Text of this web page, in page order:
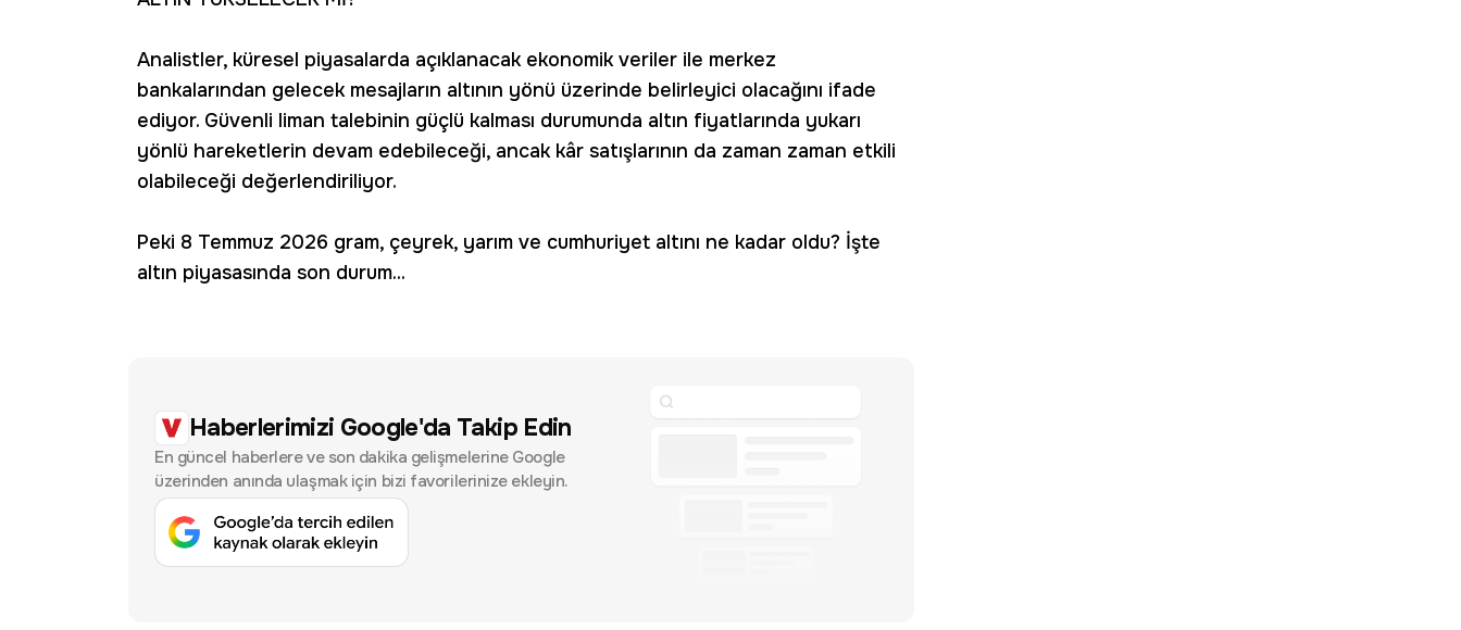
Analistler, küresel piyasalarda açıklanacak ekonomik veriler ile merkez
bankalarından gelecek mesajların altının yönü üzerinde belirleyici olacağını ifade
ediyor. Güvenli liman talebinin güçlü kalması durumunda altın fiyatlarında yukarı
yönlü hareketlerin devam edebileceği, ancak kâr satışlarının da zaman zaman etkili
olabileceği değerlendiriliyor.
Peki 8 Temmuz 2026 gram, çeyrek, yarım ve cumhuriyet altını ne kadar oldu? İşte
altın piyasasında son durum...
Haberlerimizi Google'da Takip Edin
En güncel haberlere ve son dakika gelişmelerine Google
üzerinden anında ulaşmak için bizi favorilerinize ekleyin.